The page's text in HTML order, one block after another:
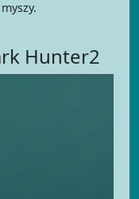
Hunter2